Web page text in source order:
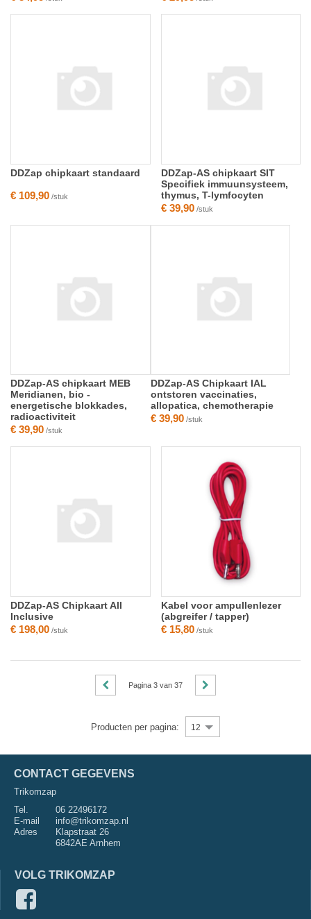
DDZap chipkaart standaard
€ 109,90 /stuk
DDZap-AS chipkaart SIT
Specifiek immuunsysteem,
thymus, T-lymfocyten
€ 39,90/stuk
DDZap-AS chipkaart MEB
Meridianen, bio -
energetische blokkades,
radioactiviteit
€ 39,90 /stuk
DDZap-AS Chipkaart IAL
ontstoren vaccinaties,
allopatica, chemotherapie
€ 39,90/stuk
DDZap-AS Chipkaart All
Inclusive
€ 198,00 /stuk
Kabel voor ampullenlezer
(abgreifer / tapper)
€ 15,80/stuk
Producten per pagina: 12
Pagina 3 van 37
CONTACT GEGEVENS
Trikomzap
Tel.
06 22496172
E-mail
info@trikomzap.nl
Adres
Klapstraat 26
6842AE Arnhem
VOLG TRIKOMZAP